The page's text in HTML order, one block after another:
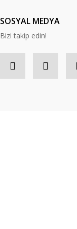
SOSYAL MEDYA
Bizi takip edin!